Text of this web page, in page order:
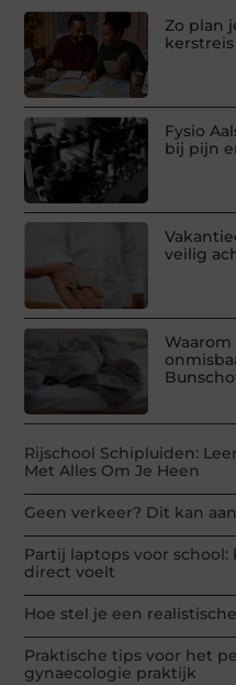
Zo plan
kerstreis
Fysio
bij pijn
veilig
Rijschool Schipluiden:
Met Alles Om Je Heen
Geen verkeer? Dit kan
Partij laptops voor
direct voelt
Hoe stel je een
Praktische tips voor het
gynaecologie praktijk